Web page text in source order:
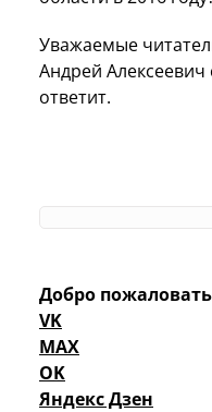
Уважаемые
Андрей Алексеевич
ответит.
Добро
VK
MAX
OK
Яндекс Дзен